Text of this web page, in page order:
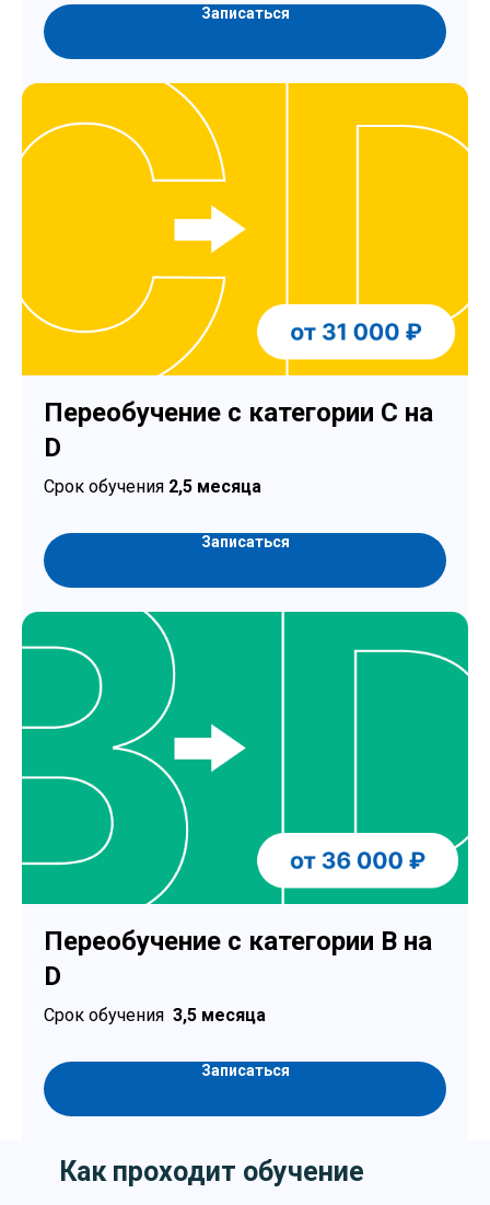
Записаться
Переобучение с категории C на
D
Срок обучения 2,5 месяца
Записаться
Переобучение с категории B на
D
Срок обучения 3,5 месяца
Записаться
Как проходит обучение